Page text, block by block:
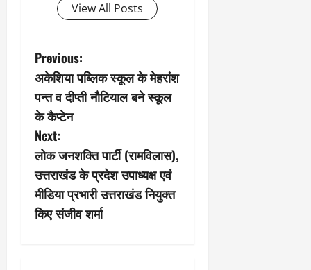
View All Posts
P
o
s
t
n
a
Previous:
अकेशिया पब्लिक स्कूल के मेहरांश
पन्त व दीप्ती नौटियाल बने स्कूल
के कैप्टेन
Next:
लोक जनशक्ति पार्टी (रामविलास),
उत्तराखंड के प्रदेश उपाध्यक्ष एवं
मीडिया प्रभारी उत्तराखंड नियुक्त
किए संजीव शर्मा